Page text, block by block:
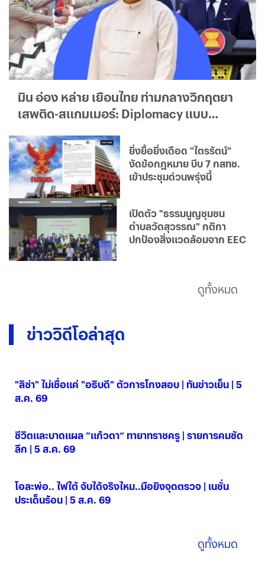
มิน อ่อง หล่าย เยือนไทย ท่ามกลางวิกฤตยา
เสพติด-สแกมเมอร์: Diplomacy แบบ
ยิ่งยื้อยิ่งเดือด "ไตรรัตน์"
งัดข้อกฎหมาย บีบ 7 กสทช.
เข้าประชุมด่วนพรุ่งนี้
เปิดตัว "ธรรมนูญชุมชน
ตำบลวัดสุวรรณ" กติกา
ปกป้องสิ่งแวดล้อมจาก EEC
ดูทั้งหมด
ข่าววิดีโอล่าสุด
"ลิซ่า" ไม่เชื่อแค่ "อธิบดี" ตัวการโกงสอบ | ทันข่าวเย็น | 5
ส.ค. 69
ชีวิตและบาดแผล ”แก้วตา“ ทายาทราชครู | รายการคมชัด
ลึก | 5 ส.ค. 69
โอละพ่อ.. ไฟใต้ จับได้จริงไหม..มือยิงจุดตรวจ | เนชั่น
ประเด็นร้อน | 5 ส.ค. 69
ดูทั้งหมด